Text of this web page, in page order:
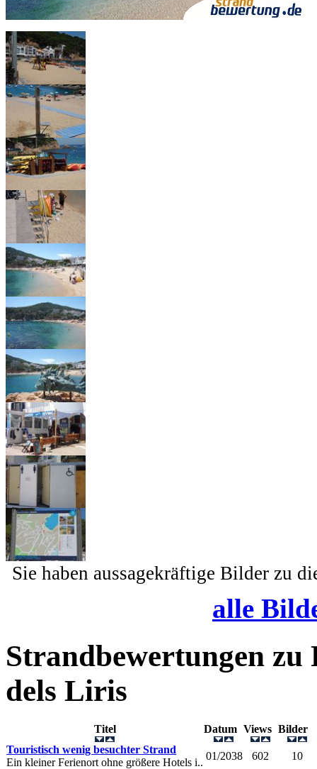
Sie haben aussagekräftige Bilder zu
alle
Strandbewertungen zu
dels Liris
Titel Datum Views Bilder
Touristisch wenig besuchter Strand
Ein kleiner Ferienort ohne größere Hotels i..
01/2038 602 10